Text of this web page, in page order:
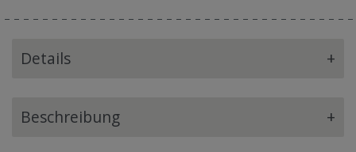
Details +
Beschreibung +